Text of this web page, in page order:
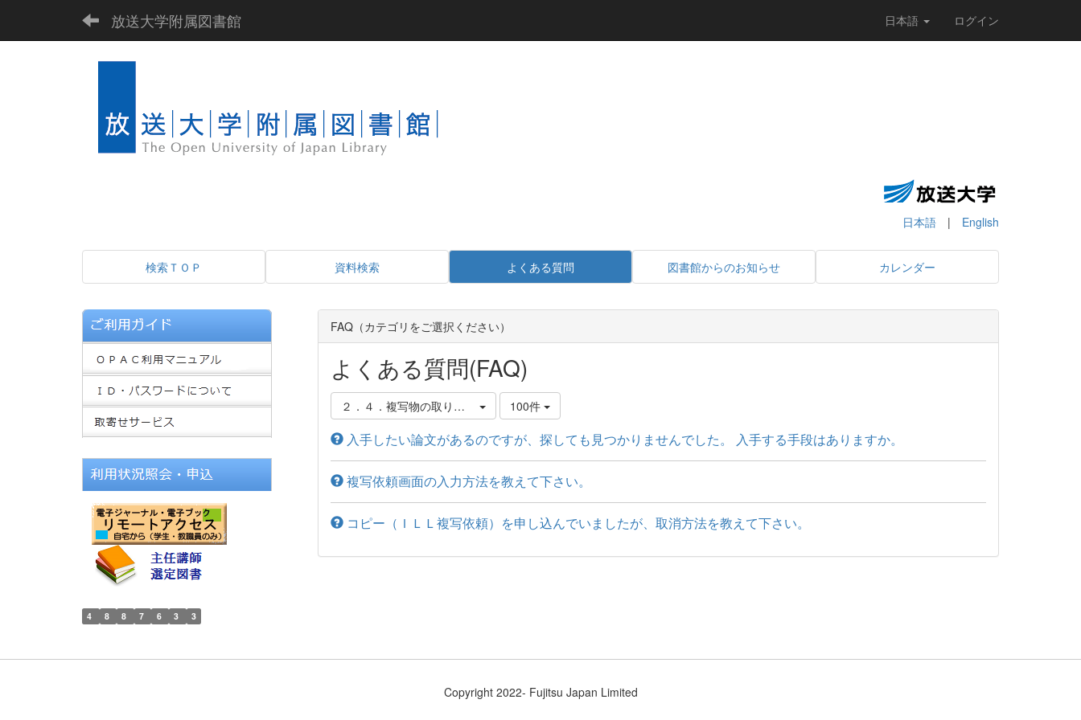
放送大学附属図書館 日本語 ログイン
日本語 | English
検索ＴＯＰ 資料検索 よくある質問 図書館からのお知らせ カレンダー
FAQ（カテゴリをご選択ください）
よくある質問(FAQ)
２．４．複写物の取り寄せ方 100件
入手したい論文があるのですが、探しても見つかりませんでした。 入手する手段はありますか。
複写依頼画面の入力方法を教えて下さい。
コピー（ＩＬＬ複写依頼）を申し込んでいましたが、取消方法を教えて下さい。
4 8 8 7 6 3 3
Copyright 2022- Fujitsu Japan Limited